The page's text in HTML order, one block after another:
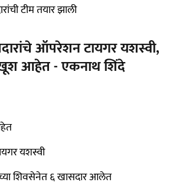
टीम तयार झाली
ऑपरेशन टायगर यशस्वी,
आहेत - एकनाथ शिंदे
यशस्वी
शिवसेनेत ६ खासदार आलेत